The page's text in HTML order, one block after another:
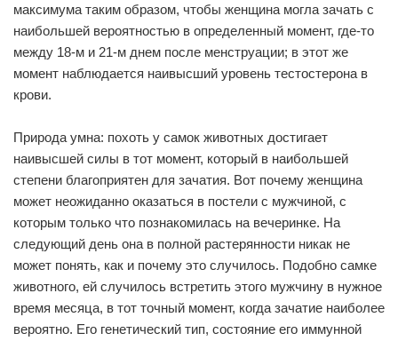
максимума таким образом, чтобы женщина могла зачать с
наибольшей вероятностью в определенный момент, где-то
между 18-м и 21-м днем после менструации; в этот же
момент наблюдается наивысший уровень тестостерона в
крови.
Природа умна: похоть у самок животных достигает
наивысшей силы в тот момент, который в наибольшей
степени благоприятен для зачатия. Вот почему женщина
может неожиданно оказаться в постели с мужчиной, с
которым только что познакомилась на вечеринке. На
следующий день она в полной растерянности никак не
может понять, как и почему это случилось. Подобно самке
животного, ей случилось встретить этого мужчину в нужное
время месяца, в тот точный момент, когда зачатие наиболее
вероятно. Его генетический тип, состояние его иммунной